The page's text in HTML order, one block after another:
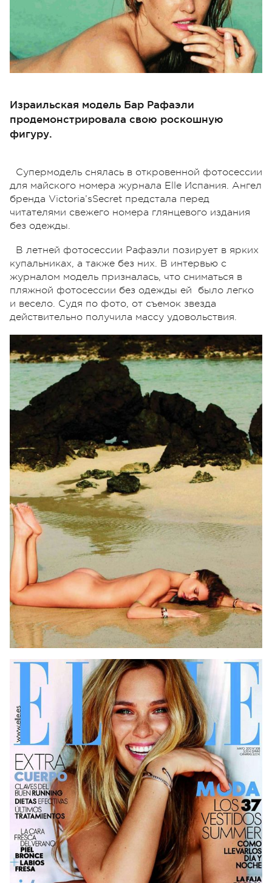
Израильская модель Бар Рафаэли
продемонстрировала свою роскошную
фигуру.
Супермодель снялась в откровенной фотосессии
для майского номера журнала Elle Испания. Ангел
бренда Victoria’sSecret предстала перед
читателями свежего номера глянцевого издания
без одежды.
В летней фотосессии Рафаэли позирует в ярких
купальниках, а также без них. В интервью с
журналом модель призналась, что сниматься в
пляжной фотосессии без одежды ей было легко
и весело. Судя по фото, от съемок звезда
действительно получила массу удовольствия.